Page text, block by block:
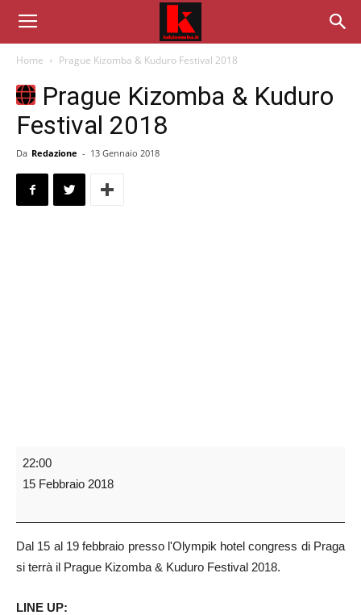
Home Prague Kizomba & Kuduro Festival 2018
Prague Kizomba & Kuduro
Festival 2018
Da Redazione - 13 Gennaio 2018
22:00
15 Febbraio 2018
Dal 15 al 19 febbraio presso l'Olympik hotel congress di Praga
si terrà il Prague Kizomba & Kuduro Festival 2018.
LINE UP: